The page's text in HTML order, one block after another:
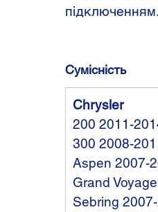
підключенням.
Сумісність
Chrysler
200 2011-
300 2008-
Aspen 2007-
Grand
Sebring